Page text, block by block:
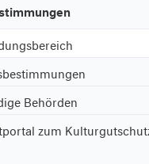
Behörden
zum